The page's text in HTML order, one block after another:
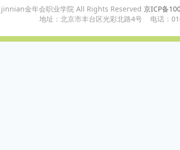
金年会职业学院 All Rights Reserved 京ICP备
地址：北京市丰台区光彩北路4号 电话